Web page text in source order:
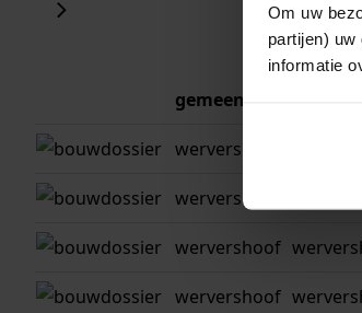
Om uw
partijen)
informatie
gemeente
wervershoof
wervershoof
wervershoof
wervershoof